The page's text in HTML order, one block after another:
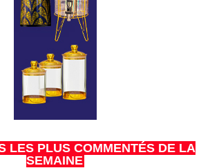
LES PLUS COMMENTÉS DE LA
SEMAINE